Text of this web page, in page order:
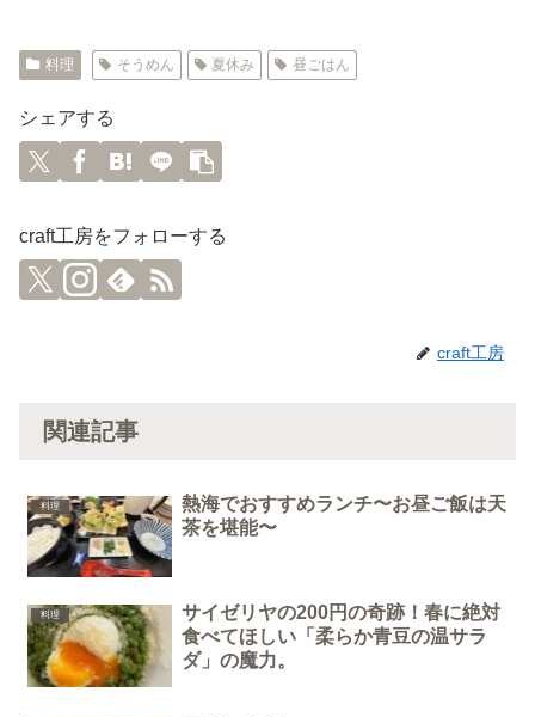
料理 そうめん 夏休み 昼ごはん
シェアする
craft工房をフォローする
craft工房
関連記事
料理
熱海でおすすめランチ〜お昼ご飯は天
茶を堪能〜
料理
サイゼリヤの200円の奇跡！春に絶対
食べてほしい「柔らか青豆の温サラ
ダ」の魔力。